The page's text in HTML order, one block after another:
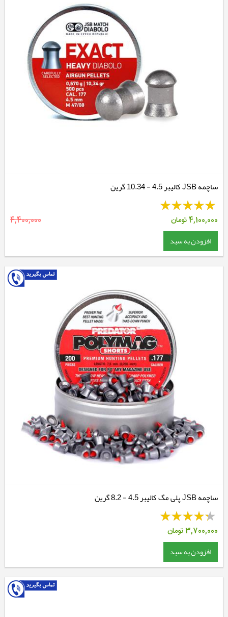
ساچمه JSB کالیبر 4.5 - 10.34 گرین
4,100,000تومان 4,400,000
افزودن به سبد
ساچمه JSB پلی مگ کالیبر 4.5 - 8.2 گرین
3,700,000تومان
افزودن به سبد